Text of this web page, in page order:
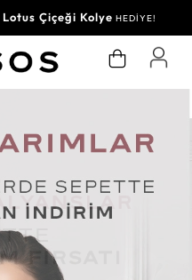
Lotus Çiçeği Kolye HEDİYE!